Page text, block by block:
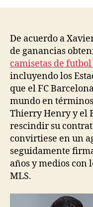
De acuerdo a
de ganancias
camisetas de futbol
incluyendo los
que el FC
mundo en
Thierry Henry y el
rescindir su
convirtiese en un
seguidamente
años y medios con
MLS.